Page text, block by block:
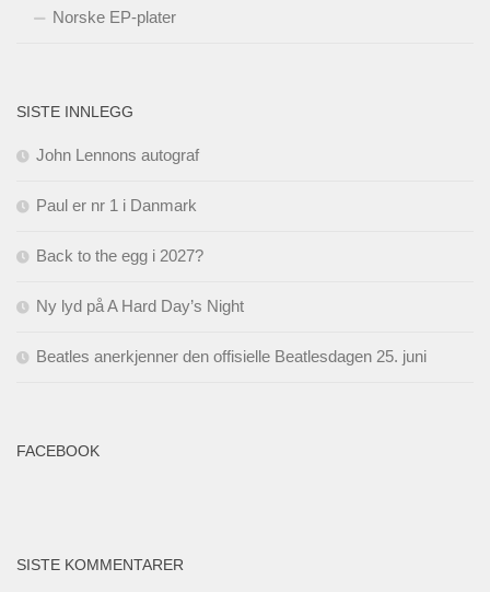
Norske EP-plater
SISTE INNLEGG
John Lennons autograf
Paul er nr 1 i Danmark
Back to the egg i 2027?
Ny lyd på A Hard Day’s Night
Beatles anerkjenner den offisielle Beatlesdagen 25. juni
FACEBOOK
SISTE KOMMENTARER